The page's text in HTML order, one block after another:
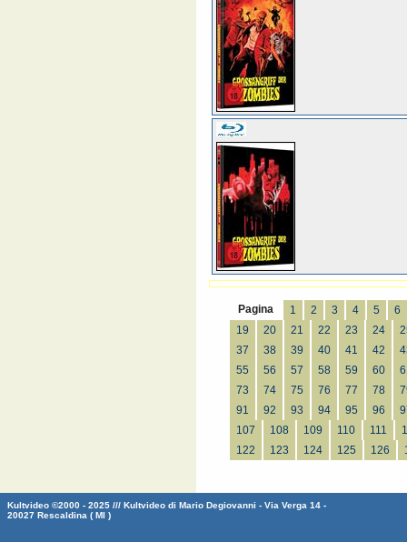
Pagina 1 2 3 4 5
6
19
20 21 22 23 24
37
38 39 40 41 42
55
56 57 58 59 60
73
74 75 76 77 78
91
92 93 94 95 96
107
108 109 110 111
122
123 124 125 126
Kultvideo ©2000 - 2025 /// Kultvideo di Mario Degiovanni - Via Verga 14 -
20027 Rescaldina ( MI )